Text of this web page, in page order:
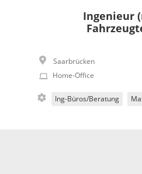
Ingenieur
Saarbrücken
Home-Office
Ing-Büros/Beratung